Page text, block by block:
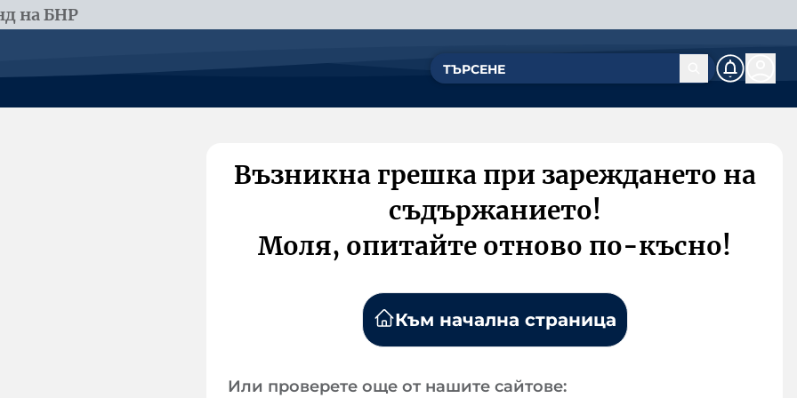
на БНР
Възникна грешка при зареждането на
съдържанието!
Моля, опитайте отново по-късно!
Към начална страница
Или проверете още от нашите сайтове: